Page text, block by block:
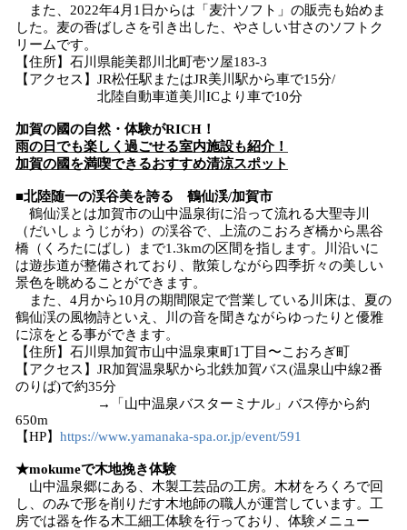
また、2022年4月1日からは「麦汁ソフト」の販売も始めま
した。麦の香ばしさを引き出した、やさしい甘さのソフトク
リームです。
【住所】石川県能美郡川北町壱ツ屋183-3
【アクセス】JR松任駅またはJR美川駅から車で15分/
北陸自動車道美川ICより車で10分
加賀の國の自然・体験がRICH！
雨の日でも楽しく過ごせる室内施設も紹介！
加賀の國を満喫できるおすすめ清涼スポット
■北陸随一の渓谷美を誇る 鶴仙渓/加賀市
鶴仙渓とは加賀市の山中温泉街に沿って流れる大聖寺川
（だいしょうじがわ）の渓谷で、上流のこおろぎ橋から黒谷
橋（くろたにばし）まで1.3kmの区間を指します。川沿いに
は遊歩道が整備されており、散策しながら四季折々の美しい
景色を眺めることができます。
また、4月から10月の期間限定で営業している川床は、夏の
鶴仙渓の風物詩といえ、川の音を聞きながらゆったりと優雅
に涼をとる事ができます。
【住所】石川県加賀市山中温泉東町1丁目〜こおろぎ町
【アクセス】JR加賀温泉駅から北鉄加賀バス(温泉山中線2番
のりば)で約35分
→「山中温泉バスターミナル」バス停から約
650m
【HP】 https://www.yamanaka-spa.or.jp/event/591
★mokumeで木地挽き体験
山中温泉郷にある、木製工芸品の工房。木材をろくろで回
し、のみで形を削りだす木地師の職人が運営しています。工
房では器を作る木工細工体験を行っており、体験メニュー